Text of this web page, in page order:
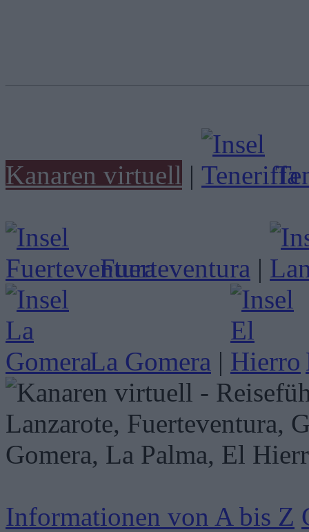
Kanaren virtuell |
Fuerteventura |
La Gomera |
Informationen von A bis Z